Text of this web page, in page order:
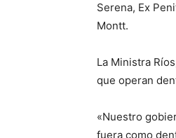
Serena, Ex
Montt.
La Ministra
que operan
«Nuestro
fuera como